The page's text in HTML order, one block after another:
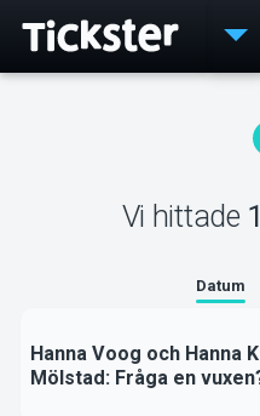
Vi hittade 1
Datum
Hanna Voog och Hanna K
Mölstad: Fråga en